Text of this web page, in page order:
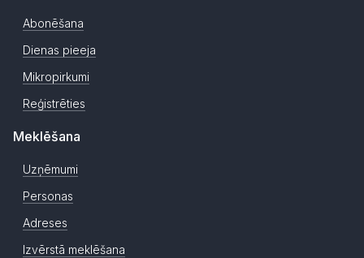
Abonēšana
Dienas pieeja
Mikropirkumi
Reģistrēties
Meklēšana
Uzņēmumi
Personas
Adreses
Izvērstā meklēšana